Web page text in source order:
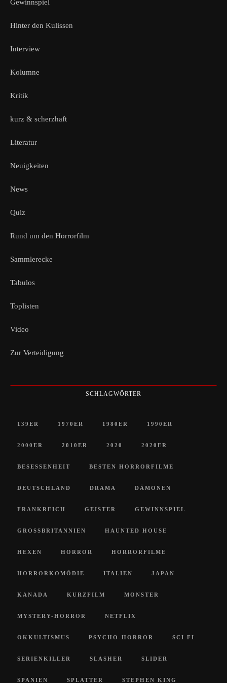
Gewinnspiel
Hinter den Kulissen
Interview
Kolumne
Kritik
kurz & scherzhaft
Literatur
Neuigkeiten
News
Quiz
Rund um den Horrorfilm
Sammlerecke
Tabulos
Toplisten
Video
Zur Verteidigung
SCHLAGWÖRTER
139ER 1970ER 1980ER 1990ER
2000ER 2010ER 2020 2020ER
BESESSENHEIT BESTEN HORRORFILME
DEUTSCHLAND DRAMA DÄMONEN
FRANKREICH GEISTER GEWINNSPIEL
GROSSBRITANNIEN HAUNTED HOUSE
HEXEN HORROR HORRORFILME
HORRORKOMÖDIE ITALIEN JAPAN
KANADA KURZFILM MONSTER
MYSTERY-HORROR NETFLIX
OKKULTISMUS PSYCHO-HORROR SCI FI
SERIENKILLER SLASHER SLIDER
SPANIEN SPLATTER STEPHEN KING